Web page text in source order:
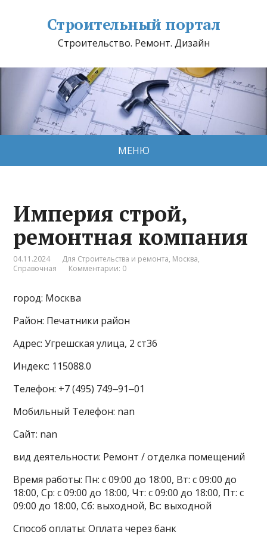
Строительный портал
Строительство. Ремонт. Дизайн
МЕНЮ
Империя строй,
ремонтная компания
04.11.2024 Для Строительства и ремонта, Москва,
Справочная
Комментарии: 0
город: Москва
Район: Печатники район
Адрес: Угрешская улица, 2 ст36
Индекс: 115088.0
Телефон: +7 (495) 749‒91‒01
Мобильный Телефон: nan
Сайт: nan
вид деятельности: Ремонт / отделка помещений
Время работы: Пн: с 09:00 до 18:00, Вт: с 09:00 до
18:00, Ср: с 09:00 до 18:00, Чт: с 09:00 до 18:00, Пт: с
09:00 до 18:00, Сб: выходной, Вс: выходной
Способ оплаты: Оплата через банк